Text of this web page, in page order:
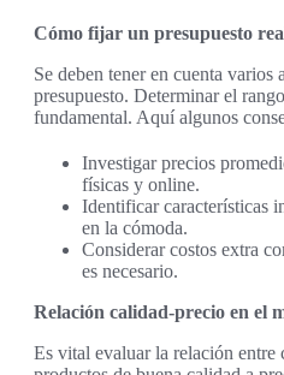
Cómo fijar un presupuesto
Se deben tener en cuenta varios
presupuesto. Determinar el
fundamental. Aquí algunos
Investigar precios
físicas y online.
Identificar características
en la cómoda.
Considerar costos extra
es necesario.
Relación calidad-precio en el
Es vital evaluar la relación